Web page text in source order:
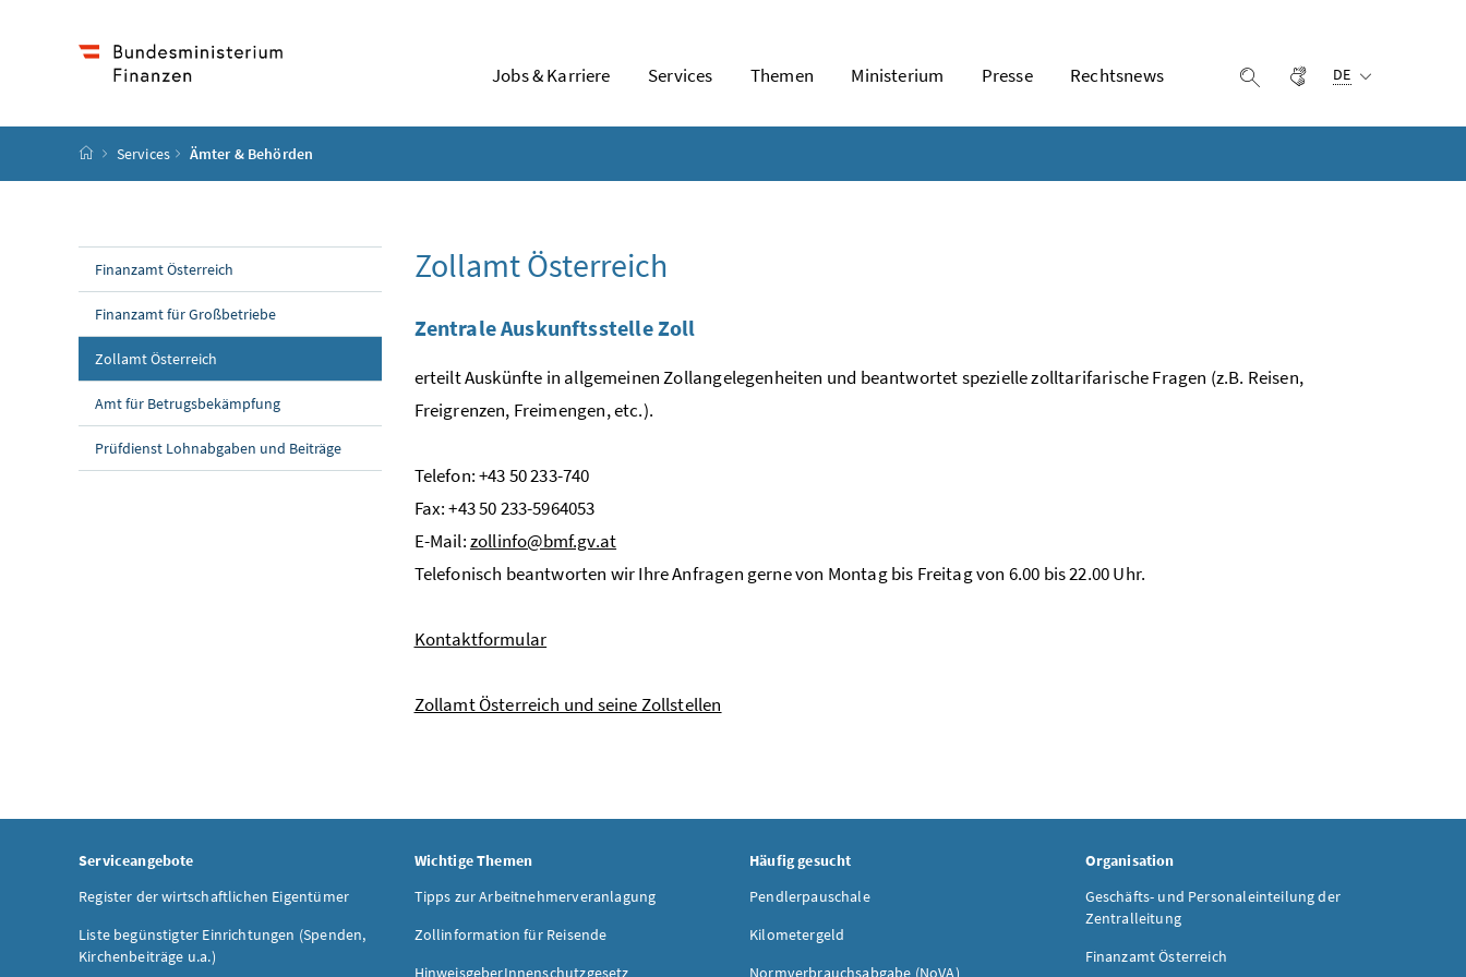
Jobs & Karriere Services Themen Ministerium Presse Rechtsnews Suche einblenden
Gebärdensprache
DE
Startseite
Services Ämter & Behörden
Finanzamt Österreich
Finanzamt für Großbetriebe
Zollamt Österreich
Amt für Betrugsbekämpfung
Prüfdienst Lohnabgaben und Beiträge
Zollamt Österreich
Zentrale Auskunftsstelle Zoll
erteilt Auskünfte in allgemeinen Zollangelegenheiten und beantwortet spezielle zolltarifarische Fragen (z.B. Reisen,
Freigrenzen, Freimengen, etc.).
Telefon: +43 50 233-740
Fax: +43 50 233-5964053
E-Mail:zollinfo@bmf.gv.at
Telefonisch beantworten wir Ihre Anfragen gerne von Montag bis Freitag von 6.00 bis 22.00 Uhr.
Kontaktformular
Zollamt Österreich und seine Zollstellen
Serviceangebote
Register der wirtschaftlichen Eigentümer
Liste begünstigter Einrichtungen (Spenden,
Kirchenbeiträge u.a.)
Wichtige Themen
Tipps zur Arbeitnehmerveranlagung
Zollinformation für Reisende
HinweisgeberInnenschutzgesetz
Häufig gesucht
Pendlerpauschale
Kilometergeld
Normverbrauchsabgabe (NoVA)
Organisation
Geschäfts- und Personaleinteilung der
Zentralleitung
Finanzamt Österreich